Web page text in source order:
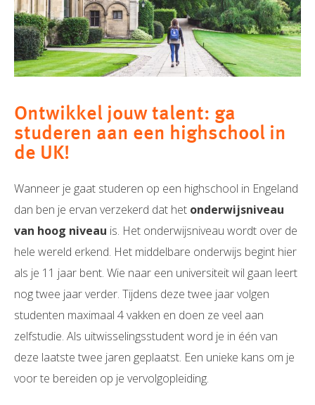
Ontwikkel jouw talent: ga
studeren aan een highschool in
de UK!
Wanneer je gaat studeren op een highschool in Engeland
dan ben je ervan verzekerd dat het onderwijsniveau
van hoog niveau is. Het onderwijsniveau wordt over de
hele wereld erkend. Het middelbare onderwijs begint hier
als je 11 jaar bent. Wie naar een universiteit wil gaan leert
nog twee jaar verder. Tijdens deze twee jaar volgen
studenten maximaal 4 vakken en doen ze veel aan
zelfstudie. Als uitwisselingsstudent word je in één van
deze laatste twee jaren geplaatst. Een unieke kans om je
voor te bereiden op je vervolgopleiding.